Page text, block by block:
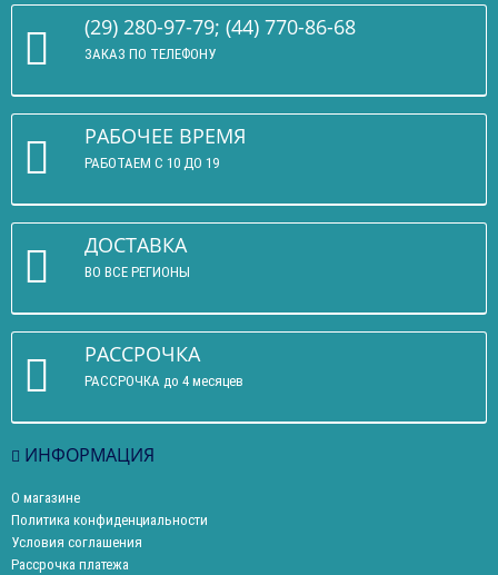
(29) 280-97-79; (44) 770-86-68
ЗАКАЗ ПО ТЕЛЕФОНУ
РАБОЧЕЕ ВРЕМЯ
РАБОТАЕМ С 10 ДО 19
ДОСТАВКА
ВО ВСЕ РЕГИОНЫ
РАССРОЧКА
РАССРОЧКА до 4 месяцев
ИНФОРМАЦИЯ
О магазине
Политика конфиденциальности
Условия соглашения
Рассрочка платежа